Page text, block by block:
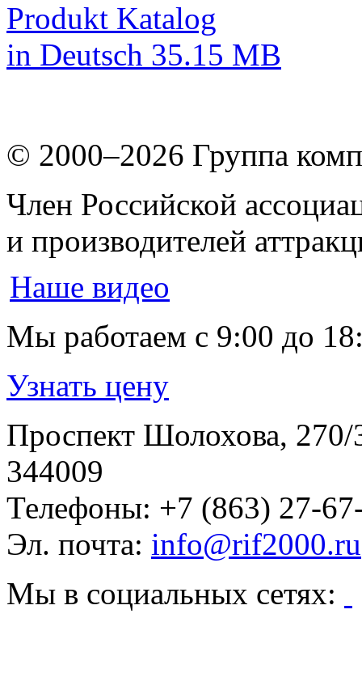
Produkt Katalog
in Deutsch 35.15 MB
© 2000–2026 Группа
Член Российской
и производителей
Наше видео
Мы работаем с 9:00 до
Узнать цену
Проспект Шолохова, 270/
344009
Телефоны: +7 (863) 27-
Эл. почта: info@rif2000.ru
Мы в социальных сетях: